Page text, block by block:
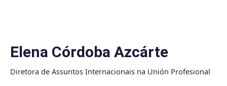
Elena Córdoba Azcárte
Diretora de Assuntos Internacionais na Unión Profesional